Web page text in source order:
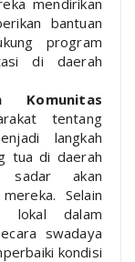
bantuan
program
di daerah
Komunitas
tentang
langkah
tua di daerah
sadar akan
Selain
lokal dalam
swadaya
kondisi